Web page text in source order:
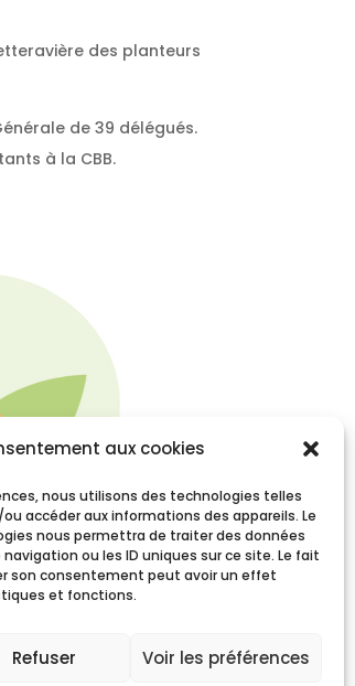
aux cookies
nous utilisons des technologies telles
accéder aux informations des appareils. Le
nous permettra de traiter des données
ou les ID uniques sur ce site. Le fait
son consentement peut avoir un effet
et fonctions.
Refuser Voir les préférences
des planteurs
de 39 délégués.
à la CBB.